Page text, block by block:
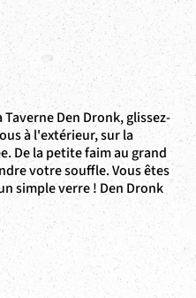
Den Dronk, glissez-
à l'extérieur, sur la
De la petite faim au grand
votre souffle. Vous êtes
simple verre ! Den Dronk